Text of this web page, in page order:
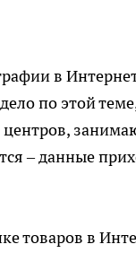
в
по этой
центров,
– данные
товаров в